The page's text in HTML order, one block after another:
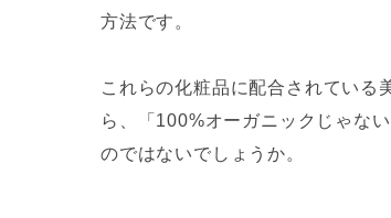
方法です。
これらの化粧品に配合されている
ら、「100%オーガニックじゃな
のではないでしょうか。